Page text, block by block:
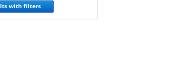
with filters